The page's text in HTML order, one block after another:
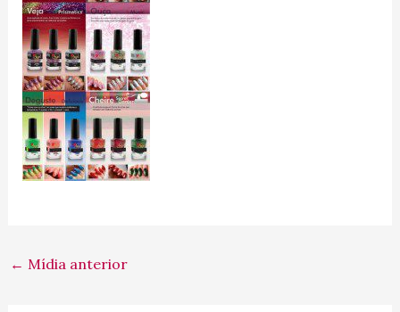
← Mídia anterior